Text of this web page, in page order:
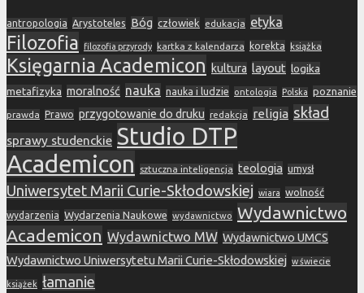
antropologia Arystoteles Bóg człowiek edukacja etyka
Filozofia filozofia przyrody kartka z kalendarza korekta książka
Księgarnia Academicon kultura layout logika
metafizyka moralność nauka nauka i ludzie ontologia Polska poznanie
prawda Prawo przygotowanie do druku redakcja religia skład
sprawy studenckie Studio DTP
Academicon
sztuczna inteligencja teologia umysł
Uniwersytet Marii Curie-Skłodowskiej wiara wolność
wydarzenia Wydarzenia Naukowe wydawnictwo Wydawnictwo
Academicon Wydawnictwo MW Wydawnictwo UMCS
Wydawnictwo Uniwersytetu Marii Curie-Skłodowskiej w świecie
książek łamanie